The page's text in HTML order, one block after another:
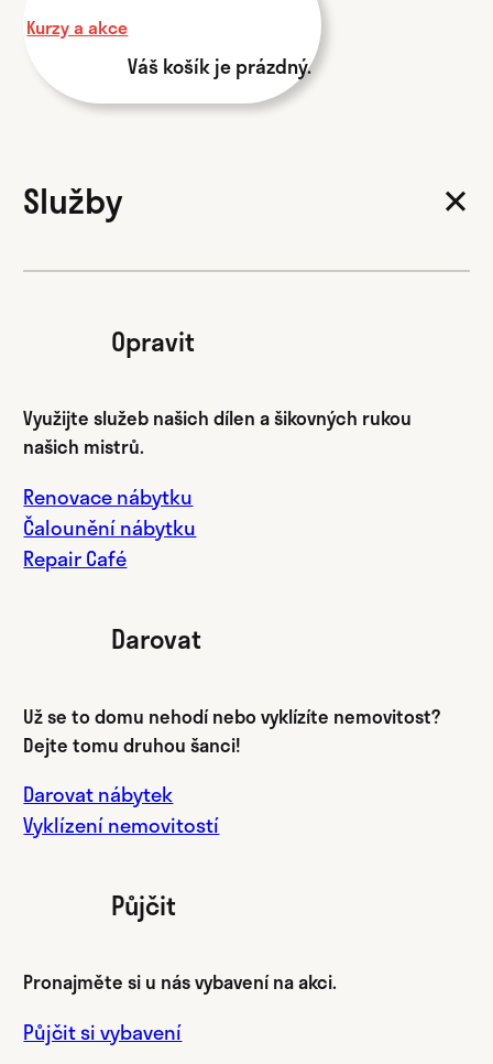
Kurzy a akce
Váš košík je prázdný.
Služby ✕
Opravit
Využijte služeb našich dílen a šikovných rukou
našich mistrů.
Renovace nábytku
Čalounění nábytku
Repair Café
Darovat
Už se to domu nehodí nebo vyklízíte nemovitost?
Dejte tomu druhou šanci!
Darovat nábytek
Vyklízení nemovitostí
Půjčit
Pronajměte si u nás vybavení na akci.
Půjčit si vybavení